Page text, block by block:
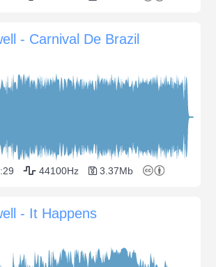
- Carnival De Brazil
44100Hz 3.37Mb
- It Happens